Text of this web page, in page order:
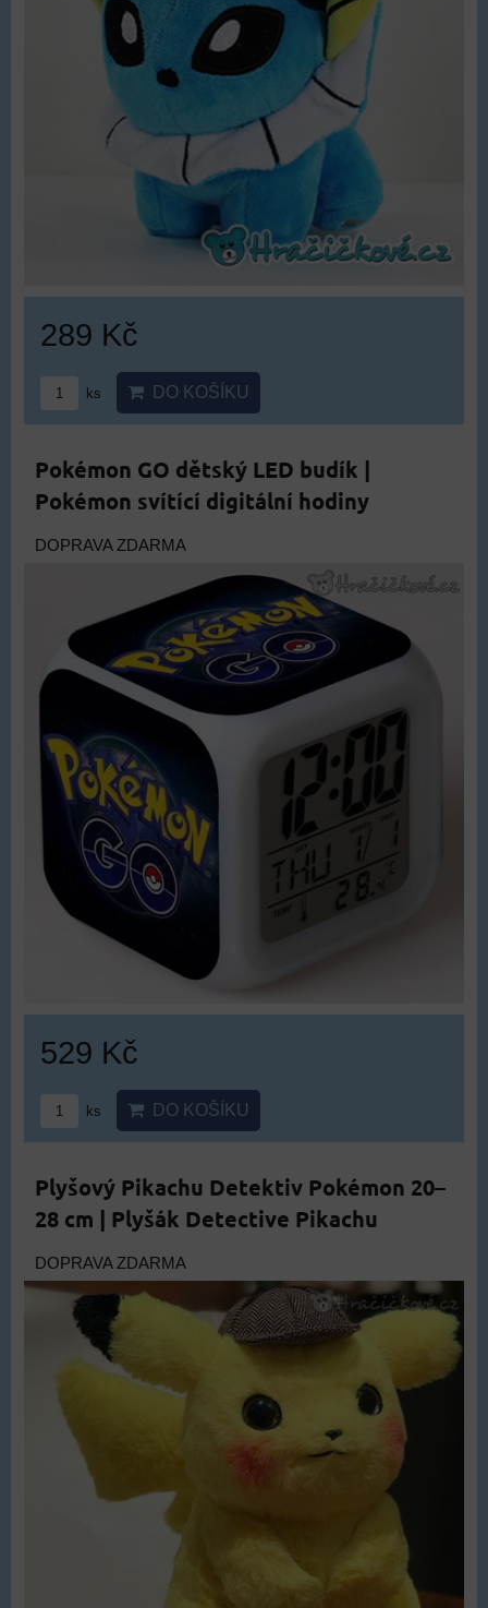
289 Kč
ks DO KOŠÍKU
Pokémon GO dětský LED budík |
Pokémon svítící digitální hodiny
DOPRAVA ZDARMA
529 Kč
ks DO KOŠÍKU
Plyšový Pikachu Detektiv Pokémon 20–
28 cm | Plyšák Detective Pikachu
DOPRAVA ZDARMA